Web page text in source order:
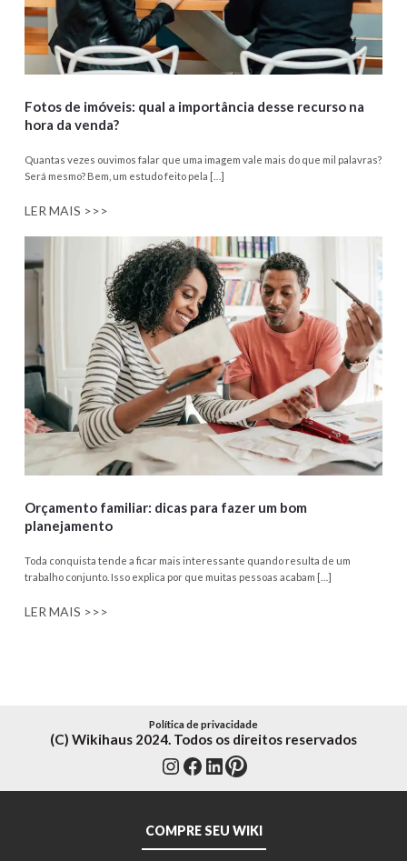
Fotos de imóveis: qual a importância desse recurso na
hora da venda?
Quantas vezes ouvimos falar que uma imagem vale mais do que mil palavras?
Será mesmo? Bem, um estudo feito pela […]
LER MAIS >>>
Orçamento familiar: dicas para fazer um bom
planejamento
Toda conquista tende a ficar mais interessante quando resulta de um
trabalho conjunto. Isso explica por que muitas pessoas acabam […]
LER MAIS >>>
Instagram
Facebook
LinkedIn
Pinterest
Política de privacidade
(C) Wikihaus 2024. Todos os direitos reservados
COMPRE SEU WIKI